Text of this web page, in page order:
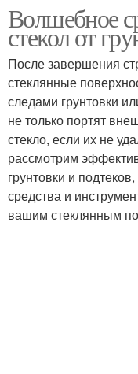
Средство для
поддержания
Средство от
Волшебное
стекол от
После завершения
стеклянные
следами грунтовки
не только портят
стекло, если их не
рассмотрим
грунтовки и
средства и
вашим стеклянным